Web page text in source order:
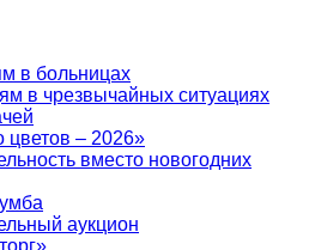
в больницах
в чрезвычайных ситуациях
цветов – 2026»
вместо новогодних
аукцион